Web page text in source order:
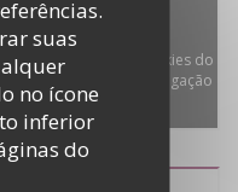
suas
no ícone
inferior
do
deve aceitar os cookies do
coletar dados de navegação